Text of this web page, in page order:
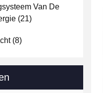
Van De
(21)
(8)